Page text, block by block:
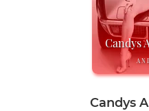
Candys
Candys